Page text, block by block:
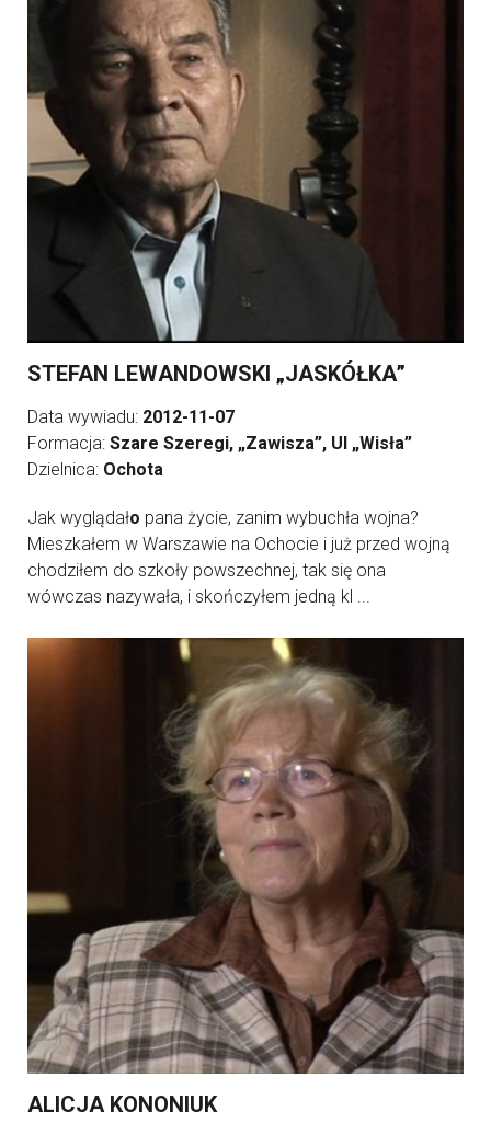
STEFAN LEWANDOWSKI „JASKÓŁKA”
Data wywiadu: 2012-11-07
Formacja: Szare Szeregi, „Zawisza”, Ul „Wisła”
Dzielnica: Ochota
Jak wyglądało pana życie, zanim wybuchła wojna?
Mieszkałem w Warszawie na Ochocie i już przed wojną
chodziłem do szkoły powszechnej, tak się ona
wówczas nazywała, i skończyłem jedną kl ...
ALICJA KONONIUK